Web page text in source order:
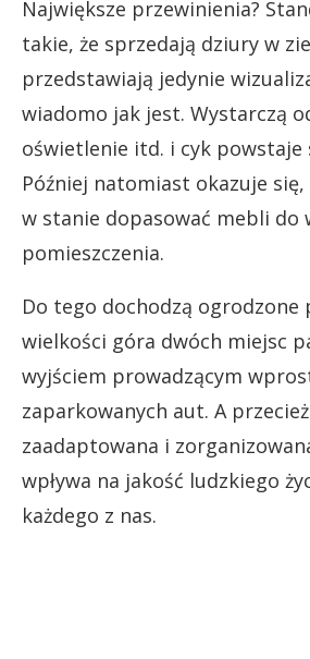
Największe przewinienia?
takie, że sprzedają dziury w
przedstawiają jedynie
wiadomo jak jest. Wystarczą
oświetlenie itd. i cyk powstaje
Później natomiast okazuje
w stanie dopasować mebli do
pomieszczenia.
Do tego dochodzą ogrodzone
wielkości góra dwóch miejsc
wyjściem prowadzącym
zaparkowanych aut. A
zaadaptowana i
wpływa na jakość ludzkiego
każdego z nas.